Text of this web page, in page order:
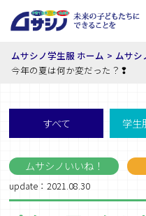
ムサシノ学生服 ホーム
ムサシ
今年の夏は何か変だった？❢
すべて 学生
ムサシノいいね！
update：2021.08.30